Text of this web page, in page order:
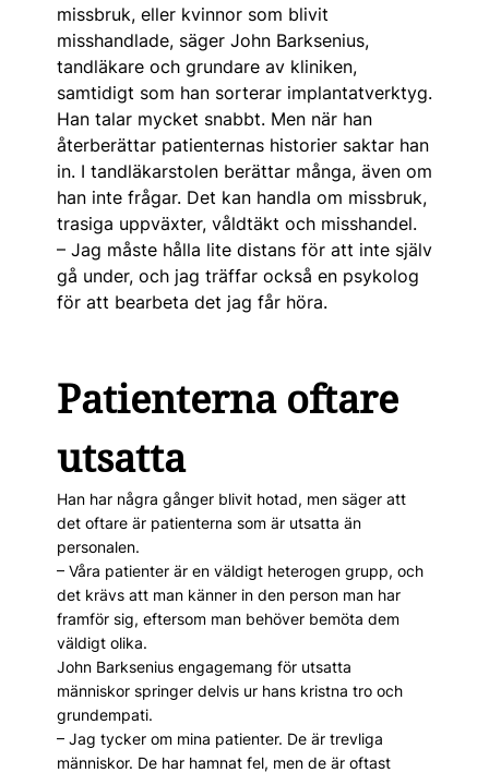
missbruk, eller kvinnor som blivit
misshandlade, säger John Bark­senius,
tandläkare och grundare av kliniken,
samtidigt som han sorterar implantatverktyg.
Han talar mycket snabbt. Men när han
återberättar patient­ernas historier saktar han
in. I tandläkarstolen berättar många, även om
han inte frågar. Det kan handla om missbruk,
trasiga uppväxter, våldtäkt och misshandel.
– Jag måste hålla lite distans för att inte själv
gå under, och jag träffar också en psykolog
för att bearbeta det jag får höra.
Patienterna oftare
utsatta
Han har några gånger blivit hotad, men säger att
det oftare är patienterna som är utsatta än
personalen.
– Våra patienter är en väldigt heterogen grupp, och
det krävs att man känner in den person man har
framför sig, eftersom man behöver bemöta dem
väldigt olika.
John Barksenius engagemang för utsatta
människor ­springer delvis ur hans kristna tro och
grundempati.
– Jag tycker om mina patienter. De är trevliga
människor. De har hamnat fel, men de är ­oftast